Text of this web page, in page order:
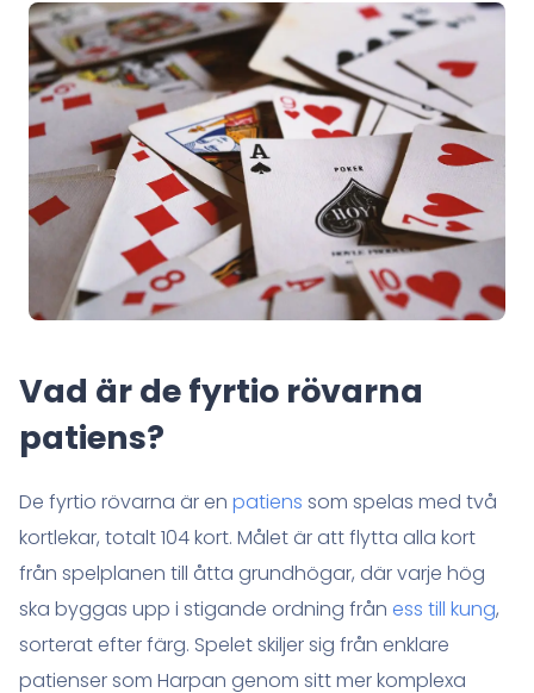
Vad är de fyrtio rövarna
patiens?
De fyrtio rövarna är en patiens som spelas med två
kortlekar, totalt 104 kort. Målet är att flytta alla kort
från spelplanen till åtta grundhögar, där varje hög
ska byggas upp i stigande ordning från ess till kung,
sorterat efter färg. Spelet skiljer sig från enklare
patienser som Harpan genom sitt mer komplexa